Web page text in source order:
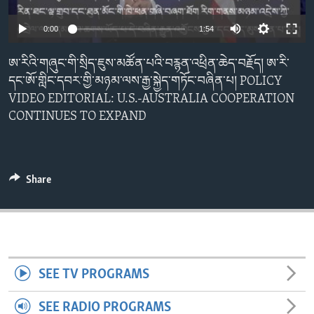
ENVIRONMENT AND HEALTH
IDEALS AND INSTITUTIONS
0:00 1:54
ཨ་རིའི་གཞུང་གི་སྲིད་ཇུས་མཚོན་པའི་བརྙན་འཕྲིན་ཆེད་བརྗོད། ཨ་རི་
དང་ཨོ་གླིང་དབར་གྱི་མཉམ་ལས་རྒྱ་སྐྱེད་གཏོང་བཞིན་པ། POLICY
VIDEO EDITORIAL: U.S.-AUSTRALIA COOPERATION
CONTINUES TO EXPAND
Share
SEE TV PROGRAMS
SEE RADIO PROGRAMS